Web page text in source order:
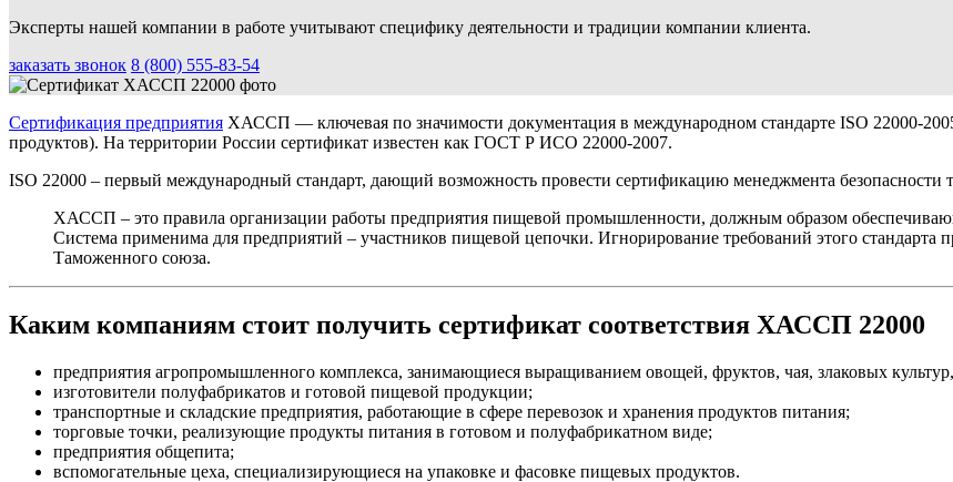
Эксперты нашей компании в работе учитывают специфику деятельности и традиции компании клиента.
заказать звонок 8 (800) 555-83-54
Сертификация предприятия ХАССП ― ключевая по значимости документация в международном стандарте ISO 22000-
продуктов). На территории России сертификат известен как ГОСТ Р ИСО 22000-2007.
ISO 22000 – первый международный стандарт, дающий возможность провести сертификацию менеджмента
ХАССП – это правила организации работы предприятия пищевой промышленности, должным образом
Система применима для предприятий – участников пищевой цепочки. Игнорирование требований этого стандарта
Таможенного союза.
Каким компаниям стоит получить сертификат соответствия ХАССП 22000
предприятия агропромышленного комплекса, занимающиеся выращиванием овощей, фруктов, чая, злаковых
изготовители полуфабрикатов и готовой пищевой продукции;
транспортные и складские предприятия, работающие в сфере перевозок и хранения продуктов питания;
торговые точки, реализующие продукты питания в готовом и полуфабрикатном виде;
предприятия общепита;
вспомогательные цеха, специализирующиеся на упаковке и фасовке пищевых продуктов.